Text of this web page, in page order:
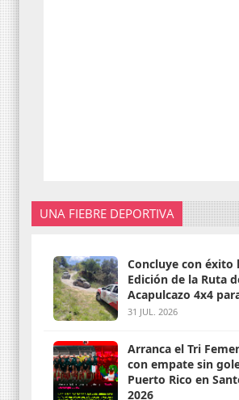
UNA FIEBRE DEPORTIVA
Concluye con éxito
Edición de la Ruta
Acapulcazo 4x4
31 JUL. 2026
Arranca el Tri
con empate sin
Puerto Rico en
2026